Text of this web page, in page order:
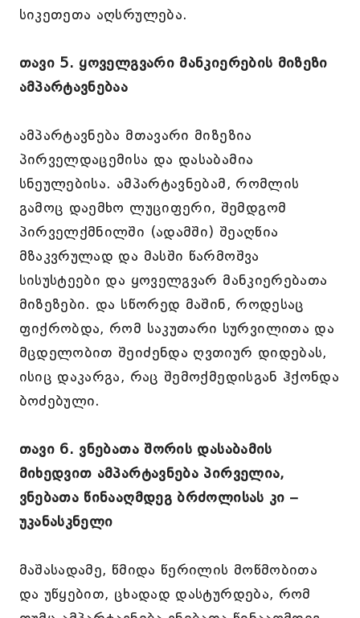
სიკეთეთა აღსრულება.
თავი 5. ყოველგვარი მანკიერების მიზეზი
ამპარტავნებაა
ამპარტავნება მთავარი მიზეზია
პირველდაცემისა და დასაბამია
სნეულებისა. ამპარტავნებამ, რომლის
გამოც დაემხო ლუციფერი, შემდგომ
პირველქმნილში (ადამში) შეაღწია
მზაკვრულად და მასში წარმოშვა
სისუსტეები და ყოველგვარ მანკიერებათა
მიზეზები. და სწორედ მაშინ, როდესაც
ფიქრობდა, რომ საკუთარი სურვილითა და
მცდელობით შეიძენდა ღვთიურ დიდებას,
ისიც დაკარგა, რაც შემოქმედისგან ჰქონდა
ბოძებული.
თავი 6. ვნებათა შორის დასაბამის
მიხედვით ამპარტავნება პირველია,
ვნებათა წინააღმდეგ ბრძოლისას კი –
უკანასკნელი
მაშასადამე, წმიდა წერილის მოწმობითა
და უწყებით, ცხადად დასტურდება, რომ